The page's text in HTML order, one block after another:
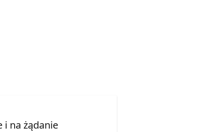
i na żądanie